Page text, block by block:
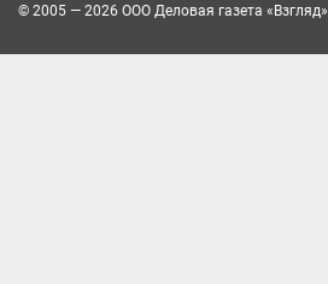
© 2005 — 2026 ООО Деловая газета «Взгляд»